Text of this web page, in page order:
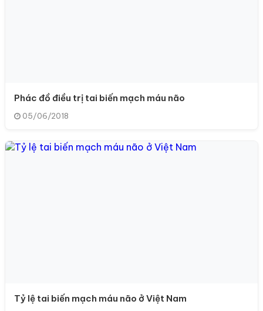
Phác đồ điều trị tai biến mạch máu não
05/06/2018
Tỷ lệ tai biến mạch máu não ở Việt Nam